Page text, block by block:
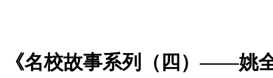
《名校故事系列（四）——姚